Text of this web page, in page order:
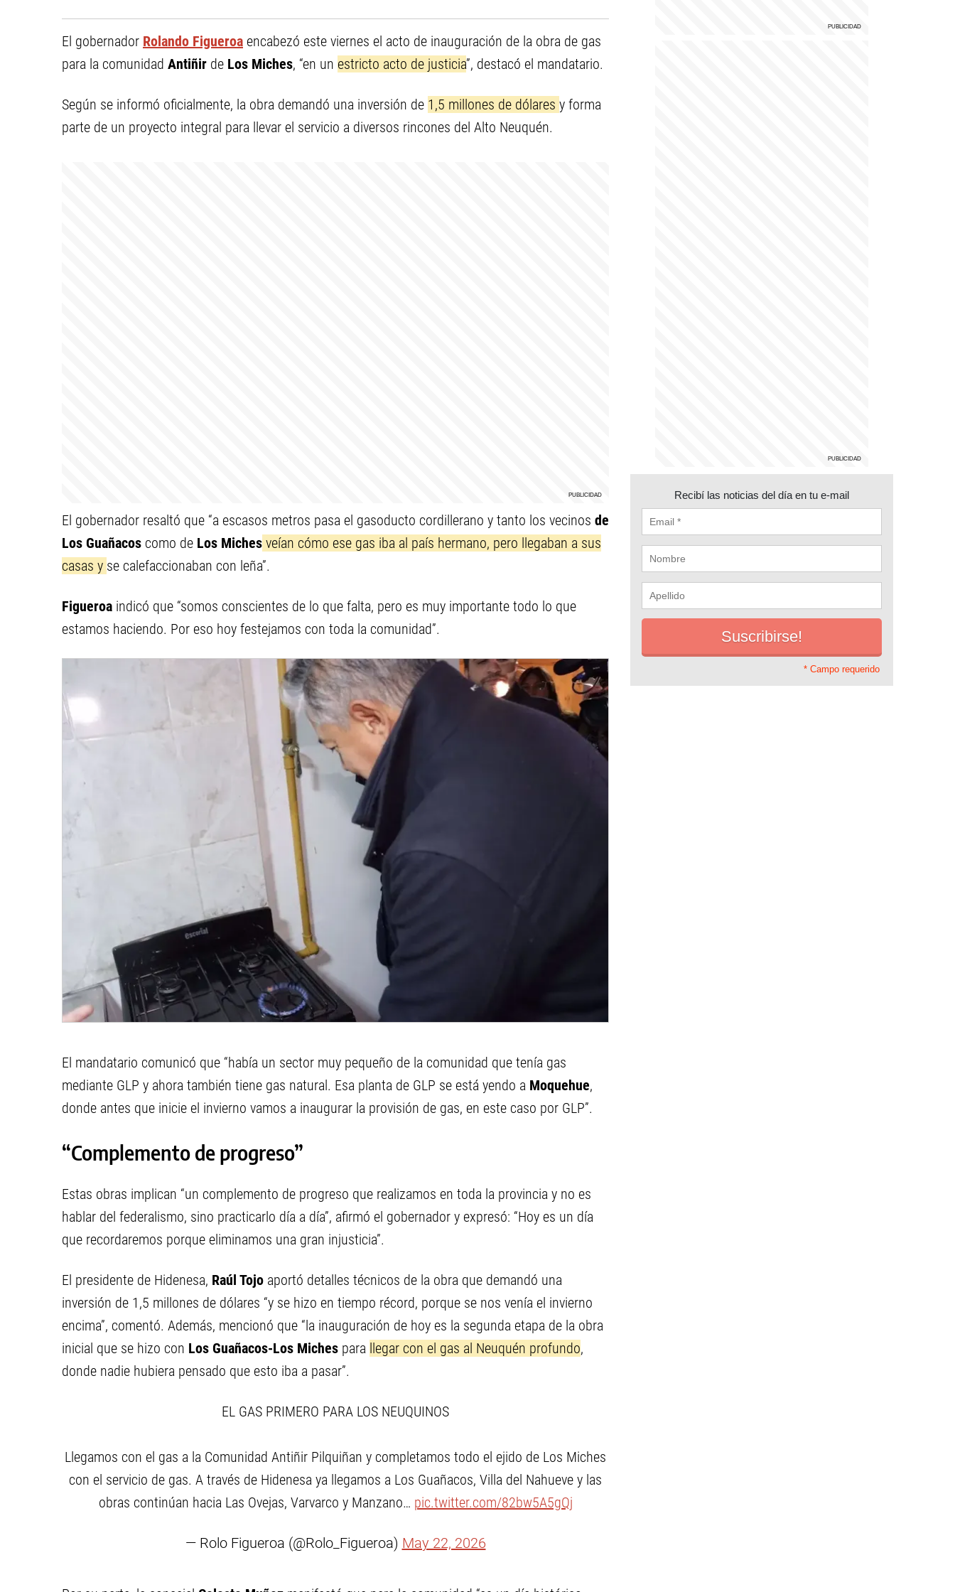
El gobernador Rolando Figueroa encabezó este viernes el acto de inauguración de la obra de gas
para la comunidad Antiñir de Los Miches, “en un estricto acto de justicia”, destacó el mandatario.
Según se informó oficialmente, la obra demandó una inversión de 1,5 millones de dólares y forma
parte de un proyecto integral para llevar el servicio a diversos rincones del Alto Neuquén.
El gobernador resaltó que “a escasos metros pasa el gasoducto cordillerano y tanto los vecinos de
Los Guañacos como de Los Miches veían cómo ese gas iba al país hermano, pero llegaban a sus
casas y se calefaccionaban con leña”.
Figueroa indicó que “somos conscientes de lo que falta, pero es muy importante todo lo que
estamos haciendo. Por eso hoy festejamos con toda la comunidad”.
El mandatario comunicó que “había un sector muy pequeño de la comunidad que tenía gas
mediante GLP y ahora también tiene gas natural. Esa planta de GLP se está yendo a Moquehue,
donde antes que inicie el invierno vamos a inaugurar la provisión de gas, en este caso por GLP”.
“Complemento de progreso”
Estas obras implican “un complemento de progreso que realizamos en toda la provincia y no es
hablar del federalismo, sino practicarlo día a día”, afirmó el gobernador y expresó: “Hoy es un día
que recordaremos porque eliminamos una gran injusticia”.
El presidente de Hidenesa, Raúl Tojo aportó detalles técnicos de la obra que demandó una
inversión de 1,5 millones de dólares “y se hizo en tiempo récord, porque se nos venía el invierno
encima”, comentó. Además, mencionó que “la inauguración de hoy es la segunda etapa de la obra
inicial que se hizo con Los Guañacos-Los Miches para llegar con el gas al Neuquén profundo,
donde nadie hubiera pensado que esto iba a pasar”.
EL GAS PRIMERO PARA LOS NEUQUINOS
Llegamos con el gas a la Comunidad Antiñir Pilquiñan y completamos todo el ejido de Los Miches
con el servicio de gas. A través de Hidenesa ya llegamos a Los Guañacos, Villa del Nahueve y las
obras continúan hacia Las Ovejas, Varvarco y Manzano… pic.twitter.com/82bw5A5gQj
— Rolo Figueroa (@Rolo_Figueroa) May 22, 2026
Recibí las noticias del día en tu e-mail
* Campo requerido